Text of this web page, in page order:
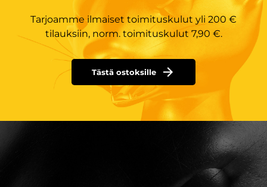
Tarjoamme ilmaiset toimituskulut yli 200 €
tilauksiin, norm. toimituskulut 7,90 €.
Tästä ostoksille